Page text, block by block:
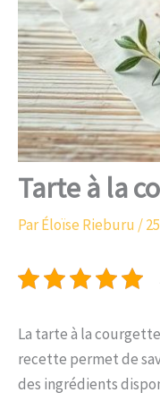
Tarte à la
ParÉloïse Rieburu /
La tarte à la
recette permet de
des ingrédients